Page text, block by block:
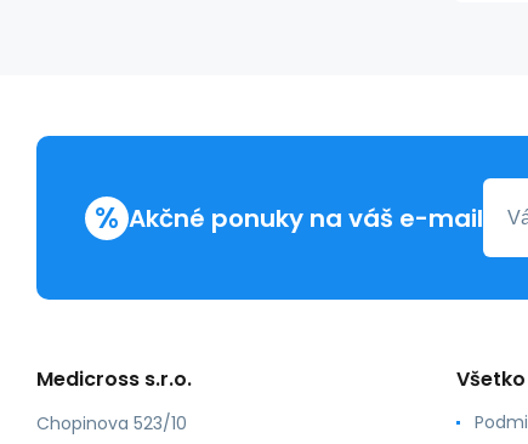
% Akčné ponuky na váš e-mail
Medicross s.r.o.
Chopinova 523/10